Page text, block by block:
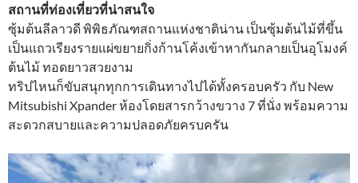
สถานที่ท่องเที่ยวที่น่าสนใจ
ซุ้มต้นลีลาวดี พิพิธภัณฑสถานแห่งชาติน่าน เป็นซุ้มต้นไม้ที่ขึ้น
เป็นแถวเรียงรายแผ่ขยายกิ่งก้านโค้งเข้าหากันกลายเป็นอุโมงค์
ต้นไม้ ทอดยาวสวยงาม
ทริปไหนก็ขับสนุกทุกการเดินทางไปได้ทั้งครอบครัว กับ New
Mitsubishi Xpander ห้องโดยสารกว้างขวาง 7 ที่นั่ง พร้อมความ
สะดวกสบายและความปลอดภัยครบครัน